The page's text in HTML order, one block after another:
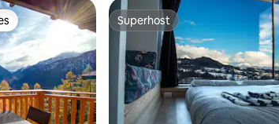
mais apreciados Superhost
Superhost